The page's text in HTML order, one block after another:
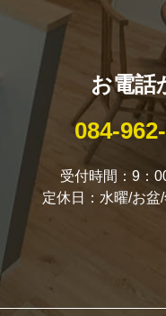
お電話
084-
受付時間：9：
定休日：水曜/お盆